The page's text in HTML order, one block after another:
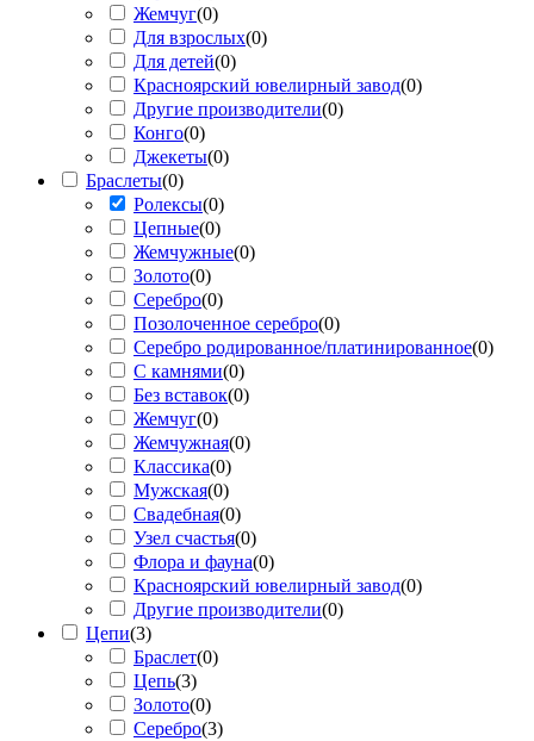
Жемчуг(0)
Для взрослых(0)
Для детей(0)
Красноярский ювелирный завод(0)
Другие производители(0)
Конго(0)
Джекеты(0)
Браслеты(0)
Ролексы(0)
Цепные(0)
Жемчужные(0)
Золото(0)
Серебро(0)
Позолоченное серебро(0)
Серебро родированное/платинированное(0)
С камнями(0)
Без вставок(0)
Жемчуг(0)
Жемчужная(0)
Классика(0)
Мужская(0)
Свадебная(0)
Узел счастья(0)
Флора и фауна(0)
Красноярский ювелирный завод(0)
Другие производители(0)
Цепи(3)
Браслет(0)
Цепь(3)
Золото(0)
Серебро(3)